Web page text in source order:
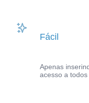
Fácil
Apenas
acesso a